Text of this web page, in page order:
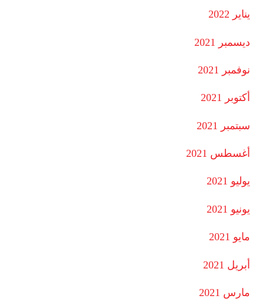
يناير 2022
ديسمبر 2021
نوفمبر 2021
أكتوبر 2021
سبتمبر 2021
أغسطس 2021
يوليو 2021
يونيو 2021
مايو 2021
أبريل 2021
مارس 2021